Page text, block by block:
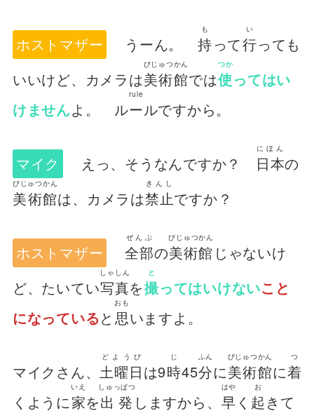
ホストマザー うーん。 持
も
って行
い
っても
いいけど、カメラは美術館
びじゅつかん
では使
つか
ってはい
けませんよ。 ルール
rule
ですから。
マイク えっ、そうなんですか？ 日本
にほん
の
美術館
びじゅつかん
は、カメラは禁止
きんし
ですか？
ホストマザー 全部
ぜんぶ
の美術館
びじゅつかん
じゃないけ
ど、たいてい写真
しゃしん
を撮
と
ってはいけないこと
になっていると 思
おも
いますよ。
マイクさん、土曜日
どようび
は9時
じ
45分
ふん
に美術館
びじゅつかん
に着
つ
くように家
いえ
を出発
しゅっぱつ
しますから、 早
はや
く 起
お
きて